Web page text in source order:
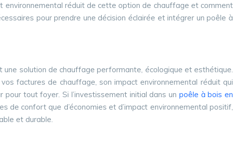
environnemental réduit de cette option de chauffage et comment
pour prendre une décision éclairée et intégrer un poêle à
une solution de chauffage performante, écologique et esthétique.
factures de chauffage, son impact environnemental réduit qui
tout foyer. Si l’investissement initial dans un poêle à bois en
confort que d’économies et d’impact environnemental positif,
et durable.